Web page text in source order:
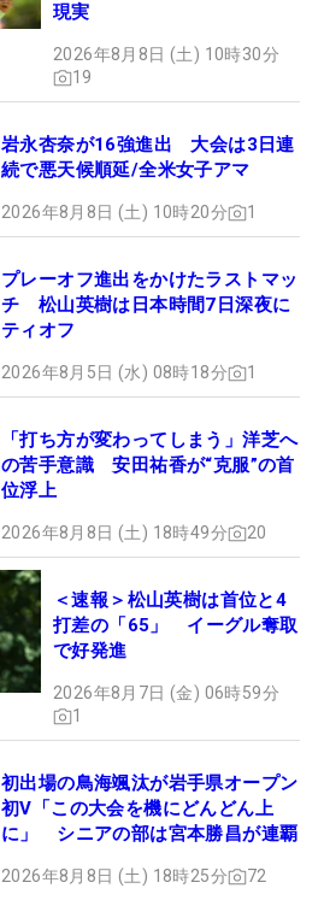
現実
2026年8月8日 (土) 10時30分
19
岩永杏奈が16強進出 大会は3日連
続で悪天候順延/全米女子アマ
2026年8月8日 (土) 10時20分 1
プレーオフ進出をかけたラストマッ
チ 松山英樹は日本時間7日深夜に
ティオフ
2026年8月5日 (水) 08時18分 1
「打ち方が変わってしまう」洋芝へ
の苦手意識 安田祐香が“克服”の首
位浮上
2026年8月8日 (土) 18時49分 20
＜速報＞松山英樹は首位と4
打差の「65」 イーグル奪取
で好発進
2026年8月7日 (金) 06時59分
1
初出場の鳥海颯汰が岩手県オープン
初V「この大会を機にどんどん上
に」 シニアの部は宮本勝昌が連覇
2026年8月8日 (土) 18時25分 72